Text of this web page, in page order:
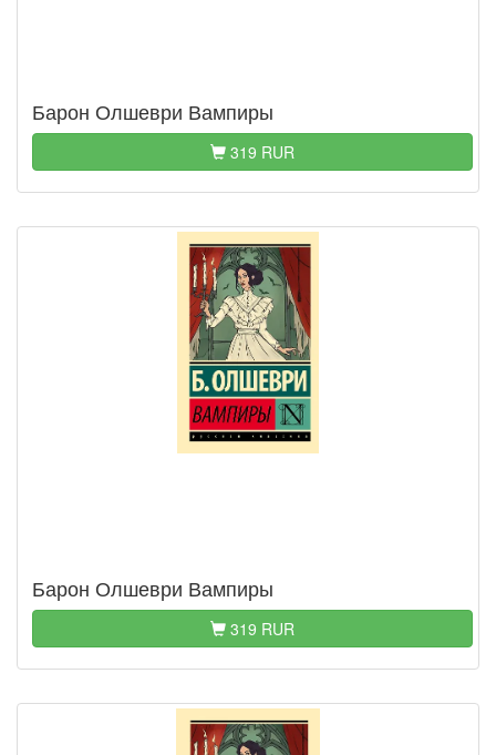
Барон Олшеври Вампиры
319 RUR
Барон Олшеври Вампиры
319 RUR